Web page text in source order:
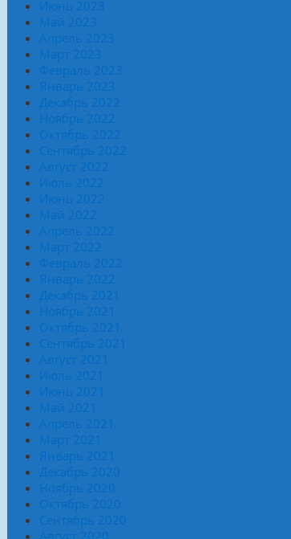
Июнь 2023
Май 2023
Апрель 2023
Март 2023
Февраль 2023
Январь 2023
Декабрь 2022
Ноябрь 2022
Октябрь 2022
Сентябрь 2022
Август 2022
Июль 2022
Июнь 2022
Май 2022
Апрель 2022
Март 2022
Февраль 2022
Январь 2022
Декабрь 2021
Ноябрь 2021
Октябрь 2021
Сентябрь 2021
Август 2021
Июль 2021
Июнь 2021
Май 2021
Апрель 2021
Март 2021
Январь 2021
Декабрь 2020
Ноябрь 2020
Октябрь 2020
Сентябрь 2020
Август 2020